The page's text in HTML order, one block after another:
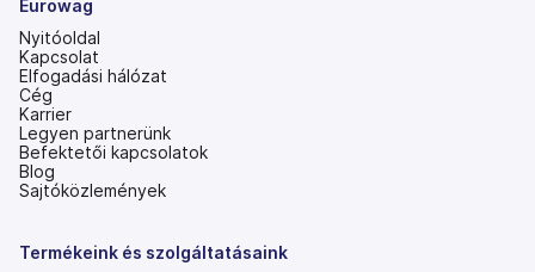
Eurowag
Nyitóoldal
Kapcsolat
Elfogadási hálózat
Cég
Karrier
Legyen partnerünk
Befektetői kapcsolatok
(új
lapon
Blog
Sajtóközlemények
Termékeink és szolgáltatásaink